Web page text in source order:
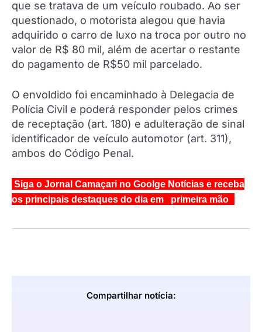
que se tratava de um veículo roubado. Ao ser
questionado, o motorista alegou que havia
adquirido o carro de luxo na troca por outro no
valor de R$ 80 mil, além de acertar o restante
do pagamento de R$50 mil parcelado.
O envoldido foi encaminhado à Delegacia de
Polícia Civil e poderá responder pelos crimes
de receptação (art. 180) e adulteração de sinal
identificador de veículo automotor (art. 311),
ambos do Código Penal.
Siga o Jornal Camaçari no Goolge Notícias e receba
os principais destaques do dia em primeira mão
Compartilhar notícia: